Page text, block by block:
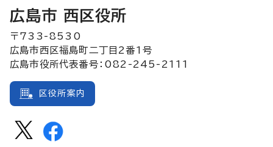
広島市 西区役所
〒733-8530
広島市西区福島町二丁目2番1号
広島市役所代表番号：082-245-2111
区役所案内